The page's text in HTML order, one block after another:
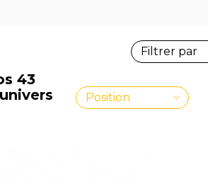
Filtrer par
43
Position